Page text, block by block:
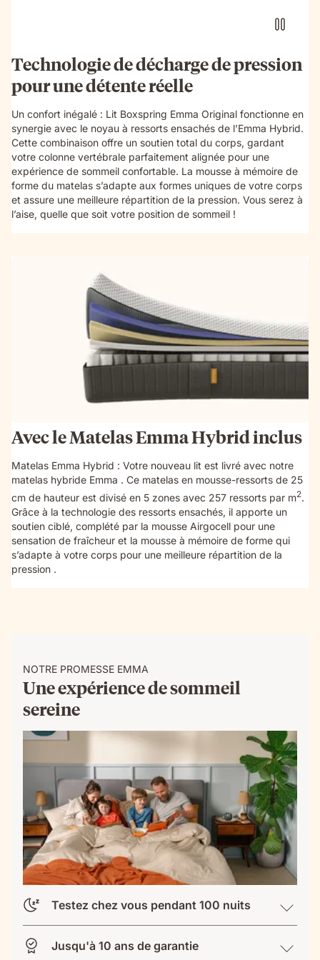
Technologie de décharge de pression
pour une détente réelle
Un confort inégalé : Lit Boxspring Emma Original fonctionne en
synergie avec le noyau à ressorts ensachés de l’Emma Hybrid.
Cette combinaison offre un soutien total du corps, gardant
votre colonne vertébrale parfaitement alignée pour une
expérience de sommeil confortable. La mousse à mémoire de
forme du matelas s’adapte aux formes uniques de votre corps
et assure une meilleure répartition de la pression. Vous serez à
l’aise, quelle que soit votre position de sommeil !
Avec le Matelas Emma Hybrid inclus
Matelas Emma Hybrid : Votre nouveau lit est livré avec notre
matelas hybride Emma . Ce matelas en mousse-ressorts de 25
cm de hauteur est divisé en 5 zones avec 257 ressorts par m2.
Grâce à la technologie des ressorts ensachés, il apporte un
soutien ciblé, complété par la mousse Airgocell pour une
sensation de fraîcheur et la mousse à mémoire de forme qui
s’adapte à votre corps pour une meilleure répartition de la
pression .
NOTRE PROMESSE EMMA
Une expérience de sommeil
sereine
Testez chez vous pendant 100 nuits
Jusqu'à 10 ans de garantie